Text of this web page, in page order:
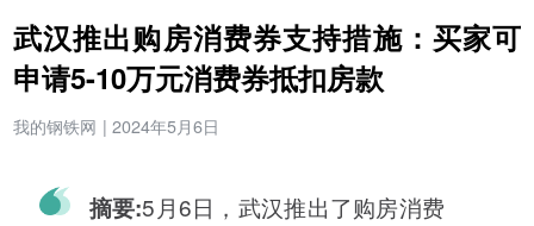
武汉推出购房消费券支持措施：买家可
申请5-10万元消费券抵扣房款
我的钢铁网 | 2024年5月6日
摘要:5月6日，武汉推出了购房消费